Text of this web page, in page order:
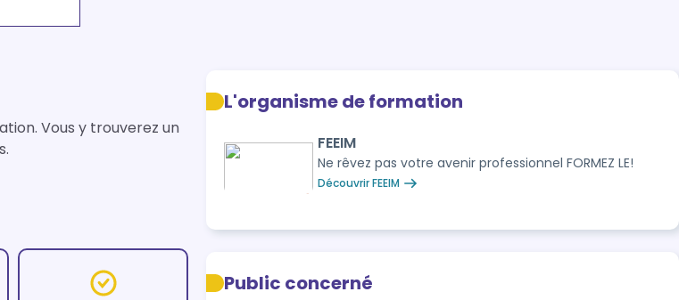
Vous y trouverez un
L'organisme de formation
FEEIM
Ne rêvez pas votre avenir professionnel FORMEZ LE!
Découvrir FEEIM
Public concerné